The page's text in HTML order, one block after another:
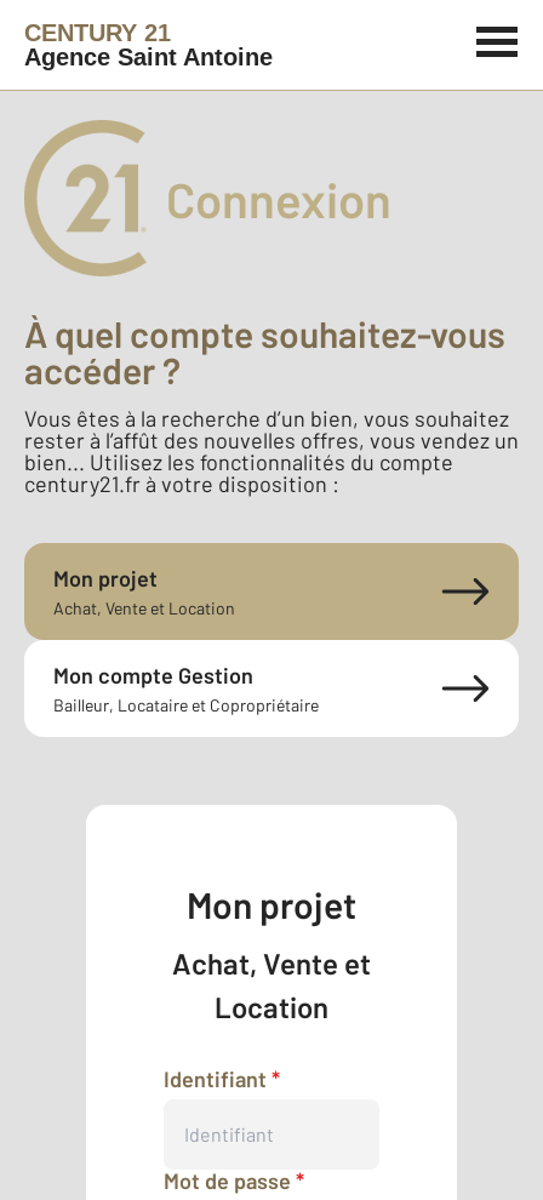
CENTURY 21
Agence Saint Antoine
Connexion
À quel compte souhaitez-vous
accéder ?
Vous êtes à la recherche d’un bien, vous souhaitez
rester à l’affût des nouvelles offres, vous vendez un
bien... Utilisez les fonctionnalités du compte
century21.fr à votre disposition :
Mon projet
Achat, Vente et Location
Mon compte Gestion
Bailleur, Locataire et Copropriétaire
Mon projet
Achat, Vente et
Location
Identifiant *
Mot de passe *